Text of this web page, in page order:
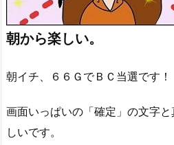
朝から楽しい。
朝イチ、６６ＧでＢＣ当選です
画面いっぱいの「確定」の文字
しいです。